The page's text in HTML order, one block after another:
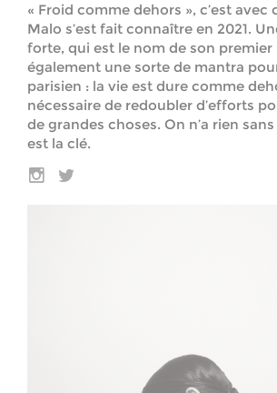
« Froid comme dehors », c’est avec
Malo s’est fait connaître en 2021.
forte, qui est le nom de son premier
également une sorte de mantra
parisien : la vie est dure comme
nécessaire de redoubler d’efforts
de grandes choses. On n’a rien
est la clé.